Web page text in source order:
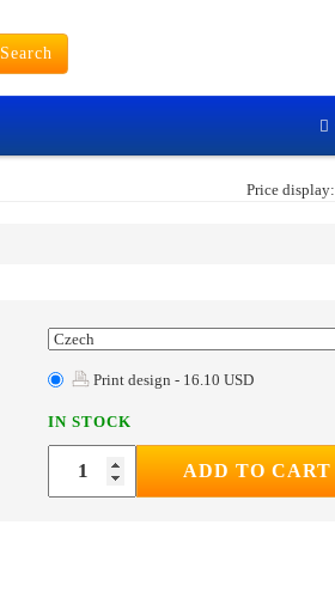
Search
Price display:
Print design - 16.10 USD
IN STOCK
ADD TO CART